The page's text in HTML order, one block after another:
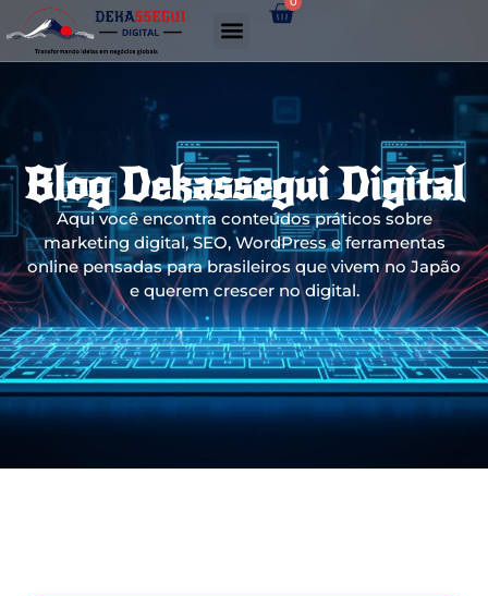
Blog Dekassegui Digital
Aqui você encontra conteúdos práticos sobre
marketing digital, SEO, WordPress e ferramentas
online pensadas para brasileiros que vivem no Japão
e querem crescer no digital.